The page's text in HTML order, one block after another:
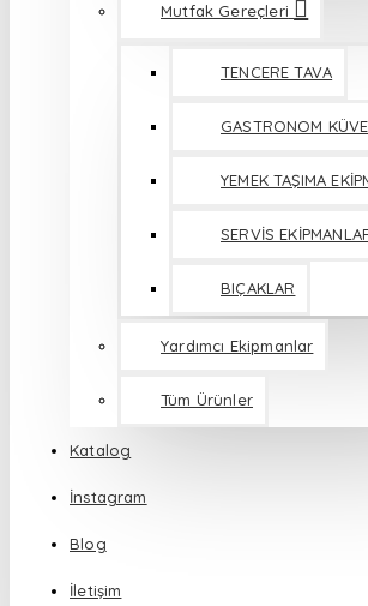
Mutfak Gereçleri
TENCERE TAVA
GASTRONOM
YEMEK TAŞIMA
SERVİS
BIÇAKLAR
Yardımcı Ekipmanlar
Tüm Ürünler
Katalog
İnstagram
Blog
İletişim